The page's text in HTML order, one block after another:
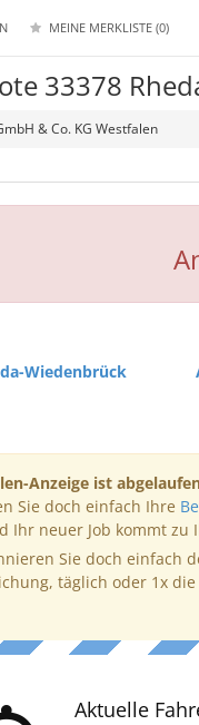
MEINE MERKLISTE (0)
33378
& Co. KG Westfalen
Wiedenbrück
Anzeige ist
Sie doch einfach Ihre
Ihr neuer Job kommt zu
Sie doch einfach
täglich oder 1x die
Aktuelle